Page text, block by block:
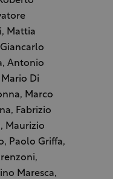
Mattia
Antonio
Di
Marco
Fabrizio
Maurizio
Paolo Griffa,
Maresca,